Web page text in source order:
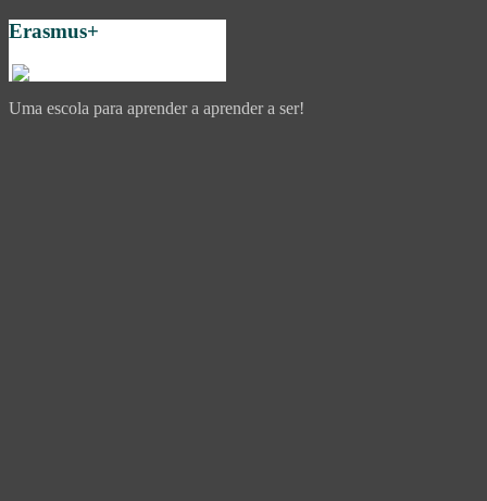
Erasmus+
Uma escola para aprender a aprender a ser!